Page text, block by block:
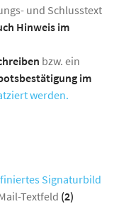
und Schlusstext
Hinweis im
bzw. ein
im
werden.
Signaturbild
Textfeld (2)